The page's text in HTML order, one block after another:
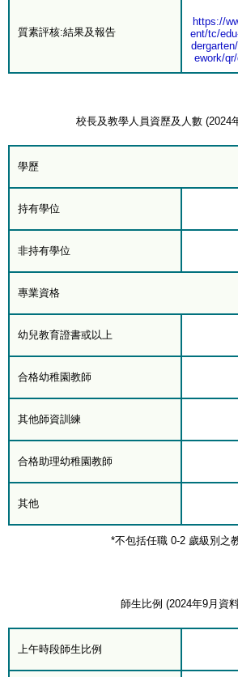
質素評核:結果及報告
https://
ent/tc/
ework/
校長及教學人員資歷及人數 (2024
學歷
持有學位
非持有學位
專業資格
幼兒教育證書或以上
合格幼稚園教師
其他師資訓練
合格助理幼稚園教師
其他
*不包括任職 0-2 歲級別之
師生比例 (2024年9月資
上午時段師生比例